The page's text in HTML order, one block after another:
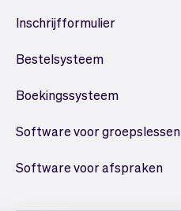
Inschrijfformulier
Bestelsysteem
Boekingssysteem
Software voor groepslessen
Software voor afspraken